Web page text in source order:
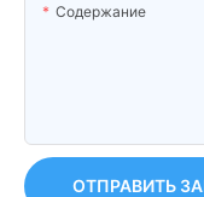
Содержание
ОТПРАВИТЬ